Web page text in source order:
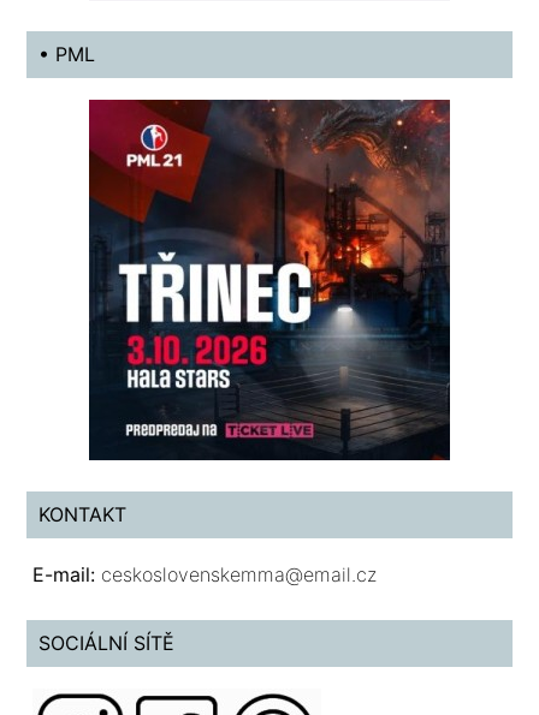
• PML
KONTAKT
E-mail: ceskoslovenskemma@email.cz
SOCIÁLNÍ SÍTĚ